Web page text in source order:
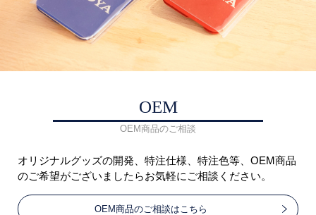
OEM
OEM商品のご相談
オリジナルグッズの開発、特注仕様、特注色等、OEM商品
のご希望がございましたらお気軽にご相談ください。
OEM商品のご相談はこちら